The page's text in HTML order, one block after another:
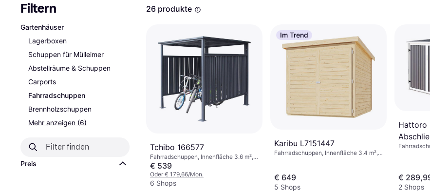
Tagen
Ratenzahlung
Renovierung & Bau
Filtern
Gartenhäuser
Lagerboxen
Schuppen für Mülleimer
Abstellräume & Schuppen
Carports
Fahrradschuppen
Brennholzschuppen
Mehr anzeigen (6)
Preis
26 produkte
Tchibo 166577
Fahrradschuppen, Innenfläche 3.6 m²,
Höhe 2100 mm
€ 539
Oder € 179,66/Mon.
6 Shops
Im Trend
Karibu L7151447
Fahrradschuppen, Innenfläche 3.4 m²,
€ 649
5 Shops
Hattoro
€
2 Shops